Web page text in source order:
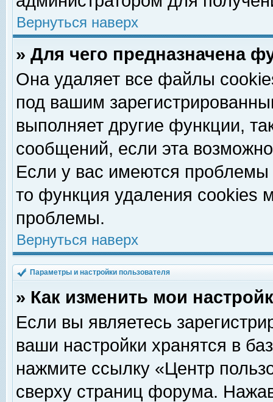
Вернуться наверх
» Для чего предназначена
Она удаляет все файлы
под вашим
выполняет другие функции,
сообщений, если эта
Если у вас имеются
то функция удаления cookies
проблемы.
Вернуться наверх
Параметры и настройки пользователя
» Как изменить мои
Если вы являетесь
ваши настройки хранятся в
нажмите ссылку «Центр
сверху страниц форума.